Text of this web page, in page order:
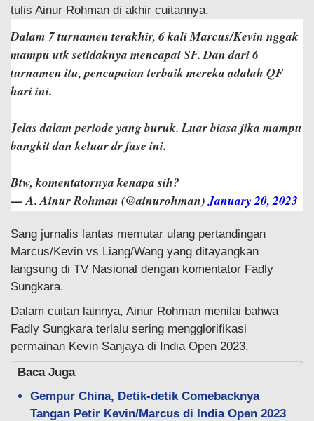
tulis Ainur Rohman di akhir cuitannya.
Dalam 7 turnamen terakhir, 6 kali Marcus/Kevin nggak
mampu utk setidaknya mencapai SF. Dan dari 6
turnamen itu, pencapaian terbaik mereka adalah QF
hari ini.
Jelas dalam periode yang buruk. Luar biasa jika mampu
bangkit dan keluar dr fase ini.
Btw, komentatornya kenapa sih?
— A. Ainur Rohman (@ainurohman)January 20, 2023
Sang jurnalis lantas memutar ulang pertandingan
Marcus/Kevin vs Liang/Wang yang ditayangkan
langsung di TV Nasional dengan komentator Fadly
Sungkara.
Dalam cuitan lainnya, Ainur Rohman menilai bahwa
Fadly Sungkara terlalu sering mengglorifikasi
permainan Kevin Sanjaya di India Open 2023.
Baca Juga
Gempur China, Detik-detik Comebacknya
Tangan Petir Kevin/Marcus di India Open 2023